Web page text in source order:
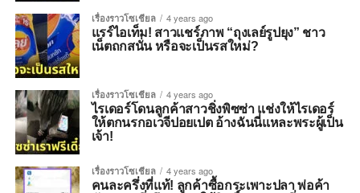
เรื่องราวโซเชียล 4 years ago
แรร์ไอเท็ม! สาวแชร์ภาพ “ถุงเลย์รูปยุง” ชาว
เน็ตถกสนั่น หรือจะเป็นรสใหม่?
เรื่องราวโซเชียล 4 years ago
ไรเดอร์โดนลูกค้าสาวชิ่งพิซซ่า แช่งให้ไรเดอร์
ให้ตกนรกอเวจีปอยเปต อ้างฉันนี่แหละพระผู้เป็น
เจ้า!
เรื่องราวโซเชียล 4 years ago
คนละครึ่งที่แท้! ลูกค้าซื้อกระเพาะปลา พ่อค้า